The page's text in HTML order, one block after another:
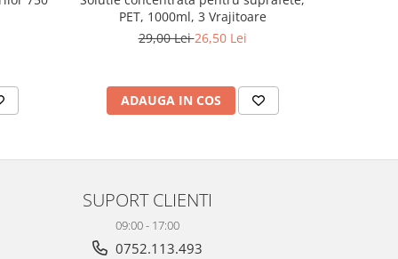
PET, 1000ml, 3 Vrajitoare
29,00 Lei26,50 Lei
ADAUGA IN COS
SUPORT CLIENTI
09:00 - 17:00
0752.113.493